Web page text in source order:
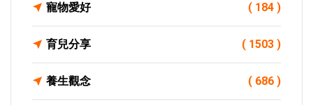
寵物愛好 ( 184 )
育兒分享 ( 1503 )
養生觀念 ( 686 )